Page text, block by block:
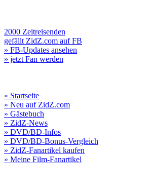
2000 Zeitreisenden
gefällt ZidZ.com auf FB
» FB-Updates ansehen
» jetzt Fan werden
» Startseite
» Neu auf ZidZ.com
» Gästebuch
» ZidZ-News
» DVD/BD-Infos
» DVD/BD-Bonus-Vergleich
» ZidZ-Fanartikel kaufen
» Meine Film-Fanartikel